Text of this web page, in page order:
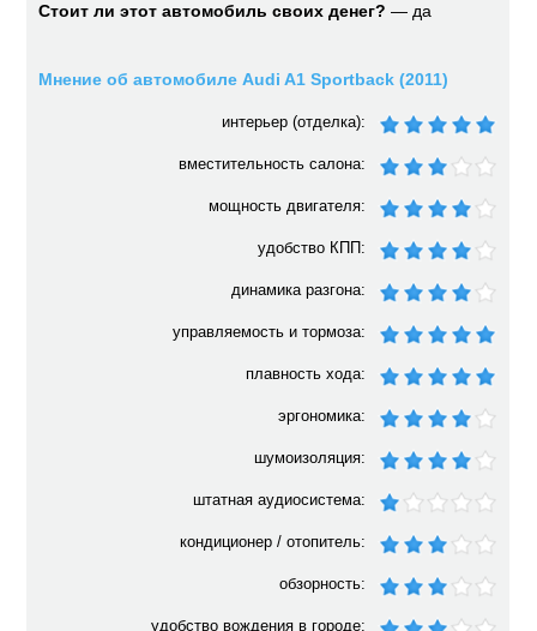
Стоит ли этот автомобиль своих денег? — да
Мнение об автомобиле Audi A1 Sportback (2011)
интерьер (отделка):
вместительность салона:
мощность двигателя:
удобство КПП:
динамика разгона:
управляемость и тормоза:
плавность хода:
эргономика:
шумоизоляция:
штатная аудиосистема:
кондиционер / отопитель:
обзорность:
удобство вождения в городе: